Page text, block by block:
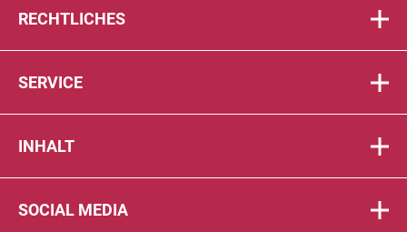
RECHTLICHES
SERVICE
INHALT
SOCIAL MEDIA